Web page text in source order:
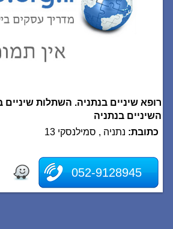
רופא שיניים בנתניה. השתלות
השיניים בנתניה
כתובת: נתניה , סמילנסקי 13
052-9128945